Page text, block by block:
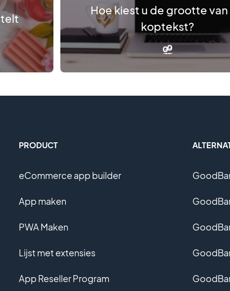
Hoe kiest u de grootte van
koptekst?
PRODUCT
eCommerce app builder
App maken
PWA Maken
Lijst met extensies
App Reseller Program